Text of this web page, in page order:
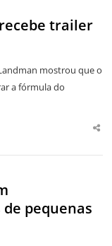
trailer
mostrou que o
a fórmula do
pequenas